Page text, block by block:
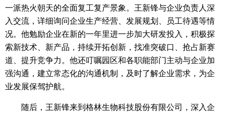
一派热火朝天的全面复工复产景象。王新锋与企业负责人深
入交流，详细询问企业生产经营、发展规划、员工待遇等情
况。他勉励企业在新的一年里进一步加大研发投入，积极探
索新技术、新产品，持续开拓创新，找准突破口、抢占新赛
道、提升竞争力。他还叮嘱园区和各职能部门主动与企业加
强沟通，建立常态化的沟通机制，及时了解企业需求，为企
业发展保驾护航。
随后，王新锋来到格林生物科技股份有限公司，深入企